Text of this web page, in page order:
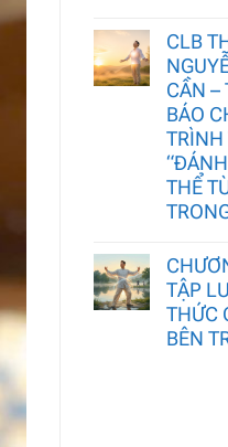
CLB
CẦN –
BÁO
TRÌNH
THỂ
TẬP
THỨC
BÊN